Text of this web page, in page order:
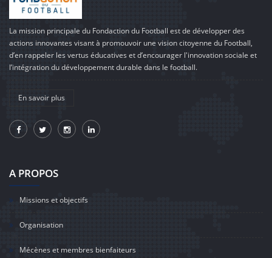
La mission principale du Fondaction du Football est de développer des
actions innovantes visant à promouvoir une vision citoyenne du Football,
d’en rappeler les vertus éducatives et d’encourager l'innovation sociale et
l’intégration du développement durable dans le football.
En savoir plus
A PROPOS
Missions et objectifs
Organisation
Mécènes et membres bienfaiteurs